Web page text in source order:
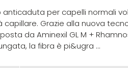
anticaduta per capelli normali
Grazie alla nuova
da Aminexil GL M +
la fibra è pi&ugra ...